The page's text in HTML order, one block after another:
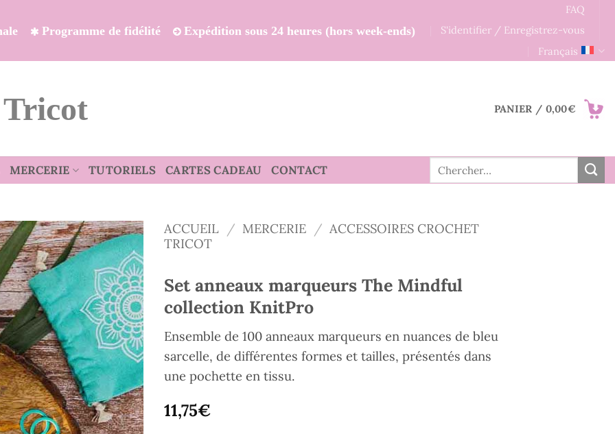
Programme de fidélité Expédition sous 24 heures (hors week-ends)
FAQ
S'identifier / Enregistrez-vous
Français
PANIER / 0,00€
MERCERIE TUTORIELS CARTES CADEAU CONTACT
Recherche
pour :
ACCUEIL / MERCERIE / ACCESSOIRES CROCHET
TRICOT
Set anneaux marqueurs The Mindful
collection KnitPro
Ensemble de 100 anneaux marqueurs en nuances de bleu
sarcelle, de différentes formes et tailles, présentés dans
une pochette en tissu.
11,75€